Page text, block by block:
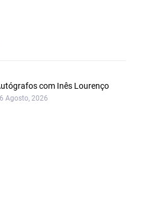
com Inês Lourenço
Agosto, 2026